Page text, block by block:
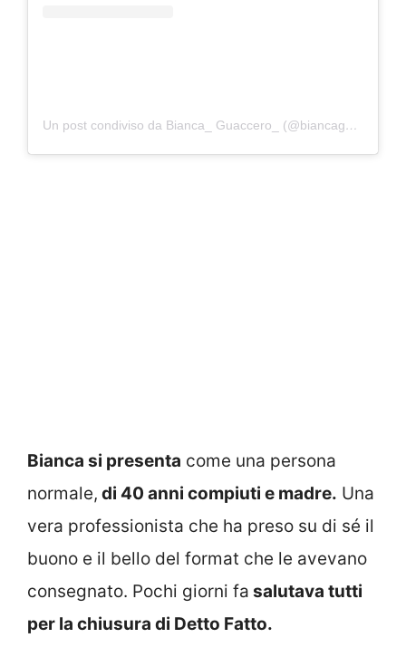
Un post condiviso da Bianca_ Guaccero_ (@biancaguaccero__fanpage)
Bianca si presenta come una persona
normale, di 40 anni compiuti e madre. Una
vera professionista che ha preso su di sé il
buono e il bello del format che le avevano
consegnato. Pochi giorni fa salutava tutti
per la chiusura di Detto Fatto.